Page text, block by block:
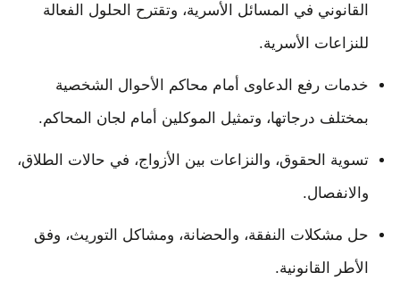
القانوني في المسائل الأسرية، وتقترح الحلول الفعالة
للنزاعات الأسرية.
خدمات رفع الدعاوى أمام محاكم الأحوال الشخصية
بمختلف درجاتها، وتمثيل الموكلين أمام لجان المحاكم.
تسوية الحقوق، والنزاعات بين الأزواج، في حالات الطلاق،
والانفصال.
حل مشكلات النفقة، والحضانة، ومشاكل التوريث، وفق
الأطر القانونية.